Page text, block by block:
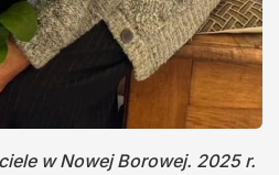
w Nowej Borowej. 2025 r.